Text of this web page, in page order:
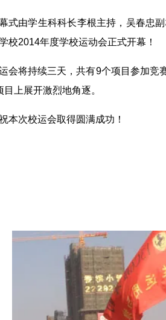
式由学生科科长李根主持，吴春忠
校2014年度学校运动会正式开幕！
会将持续三天，共有9个项目参加竞
目上展开激烈地角逐。
本次校运会取得圆满成功！